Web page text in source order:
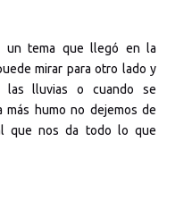
un tema que llegó en la
mirar para otro lado y
las lluvias o cuando se
humo no dejemos de
que nos da todo lo que